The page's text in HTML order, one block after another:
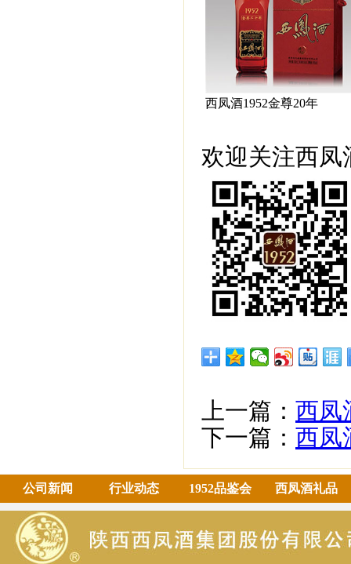
西凤酒1952金尊20年
欢迎关注西凤
上一篇： 西凤
下一篇： 西凤
公司新闻 行业动态 1952品鉴会 西凤酒礼品